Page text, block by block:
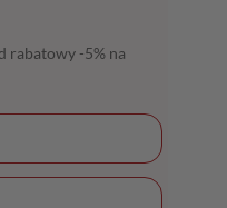
rabatowy -5% na